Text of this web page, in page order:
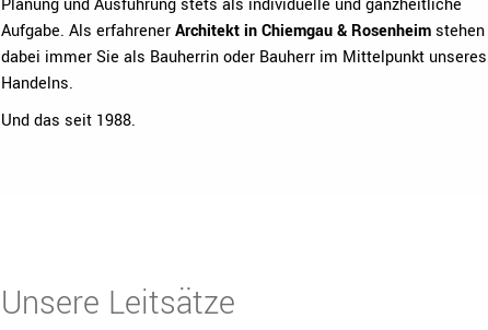
Planung und Ausführung stets als individuelle und ganzheitliche
Aufgabe. Als erfahrenerArchitekt in Chiemgau & Rosenheimstehen
dabei immer Sie als Bauherrin oder Bauherr im Mittelpunkt unseres
Handelns.
Und das seit 1988.
Unsere Leitsätze